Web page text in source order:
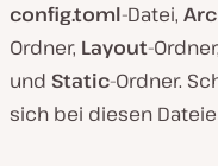
config.toml-Datei,
Ordner, Layout-Ordner,
und Static-Ordner.
sich bei diesen